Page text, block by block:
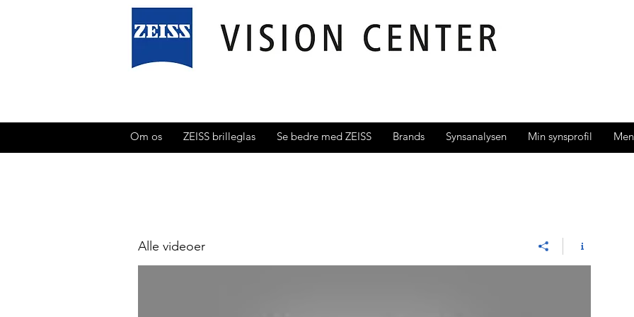
Om os ZEISS brilleglas Se bedre med ZEISS Brands Synsanalysen Min synsprofil
Alle videoer